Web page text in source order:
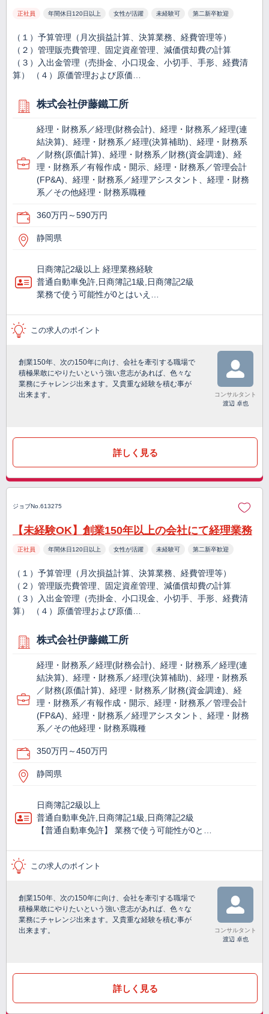
正社員 年間休日120日以上 女性が活躍 未経験可 第二新卒歓迎
（１）予算管理（月次損益計算、決算業務、経費管理等）
（２）管理販売費管理、固定資産管理、減価償却費の計算
（３）入出金管理（売掛金、小口現金、小切手、手形、経費清
算） （４）原価管理および原価…
株式会社伊藤鐵工所
経理・財務系／経理(財務会計)、経理・財務系／経理(連
結決算)、経理・財務系／経理(決算補助)、経理・財務系
／財務(原価計算)、経理・財務系／財務(資金調達)、経
理・財務系／有報作成・開示、経理・財務系／管理会計
(FP&A)、経理・財務系／経理アシスタント、経理・財務
系／その他経理・財務系職種
360万円～590万円
静岡県
日商簿記2級以上 経理業務経験
普通自動車免許,日商簿記1級,日商簿記2級
業務で使う可能性が0とはいえ…
この求人のポイント
創業150年、次の150年に向け、会社を牽引する職場で
積極果敢にやりたいという強い意志があれば、色々な
業務にチャレンジ出来ます。又貴重な経験を積む事が
出来ます。
コンサルタント
渡辺 卓也
詳しく見る
ジョブNo.613275
【未経験OK】創業150年以上の会社にて経理業務
正社員 年間休日120日以上 女性が活躍 未経験可 第二新卒歓迎
（１）予算管理（月次損益計算、決算業務、経費管理等）
（２）管理販売費管理、固定資産管理、減価償却費の計算
（３）入出金管理（売掛金、小口現金、小切手、手形、経費清
算） （４）原価管理および原価…
株式会社伊藤鐵工所
経理・財務系／経理(財務会計)、経理・財務系／経理(連
結決算)、経理・財務系／経理(決算補助)、経理・財務系
／財務(原価計算)、経理・財務系／財務(資金調達)、経
理・財務系／有報作成・開示、経理・財務系／管理会計
(FP&A)、経理・財務系／経理アシスタント、経理・財務
系／その他経理・財務系職種
350万円～450万円
静岡県
日商簿記2級以上
普通自動車免許,日商簿記1級,日商簿記2級
【普通自動車免許】 業務で使う可能性が0と…
この求人のポイント
創業150年、次の150年に向け、会社を牽引する職場で
積極果敢にやりたいという強い意志があれば、色々な
業務にチャレンジ出来ます。又貴重な経験を積む事が
出来ます。
コンサルタント
渡辺 卓也
詳しく見る